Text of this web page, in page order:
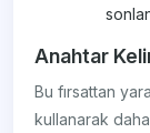
Anahtar
Bu fırsattan
kullanarak